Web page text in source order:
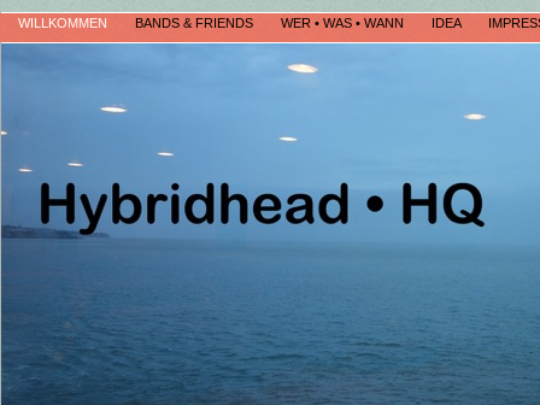
WILLKOMMEN BANDS & FRIENDS WER • WAS • WANN IDEA